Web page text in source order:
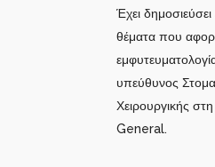
Έχει
θέματα που
υπεύθυνος
Χειρουργικής
General.